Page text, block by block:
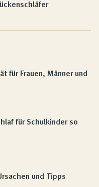
für Frauen, Männer und
für Schulkinder so
und Tipps